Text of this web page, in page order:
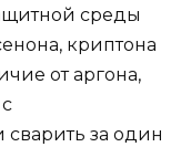
среды
криптона
от аргона,
за один